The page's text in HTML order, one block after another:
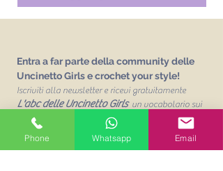
Entra a far parte della community delle
Uncinetto Girls e crochet your style!
Iscriviti alla newsletter e ricevi gratuitamente
L'abc delle Uncinetto Girls un vocabolario sui
punti base dell'uncinetto!
Email
Phone Whatsapp Email